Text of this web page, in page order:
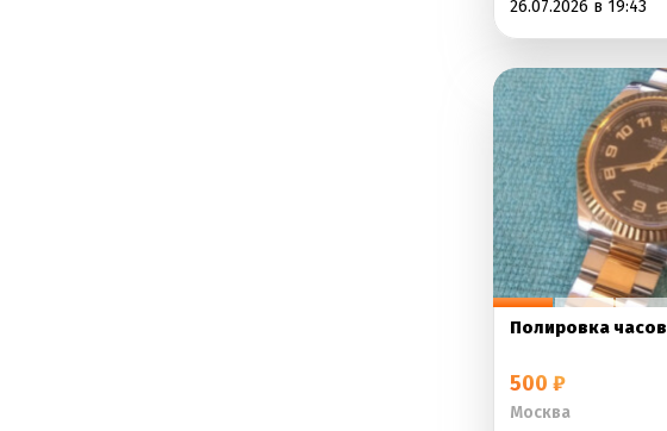
26.07.2026 в 19:43
Полировка часов
500 ₽
Москва